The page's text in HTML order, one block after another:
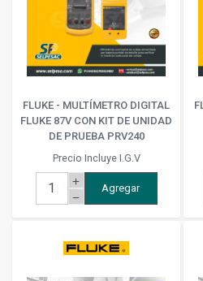
FLUKE - MULTÍMETRO DIGITAL
FLUKE 87V CON KIT DE UNIDAD
DE PRUEBA PRV240
Precio Incluye I.G.V
add
remove
Agregar